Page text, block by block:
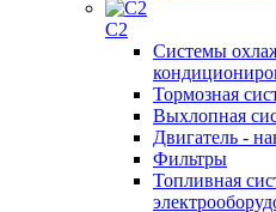
C2
Системы
Тормозная
Выхлопная
Двигатель -
Фильтры
Топливная